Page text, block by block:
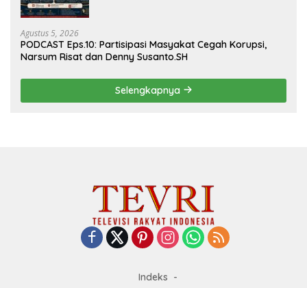
Agustus 5, 2026
PODCAST Eps.10: Partisipasi Masyakat Cegah Korupsi,
Narsum Risat dan Denny Susanto.SH
Selengkapnya
Indeks